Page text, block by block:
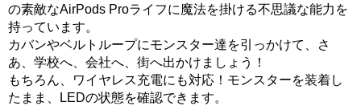
の素敵なAirPods Proライフに魔法を掛ける不思議な能力を
持っています。
カバンやベルトループにモンスター達を引っかけて、さ
あ、学校へ、会社へ、街へ出かけましょう！
もちろん、ワイヤレス充電にも対応！モンスターを装着し
たまま、LEDの状態を確認できます。